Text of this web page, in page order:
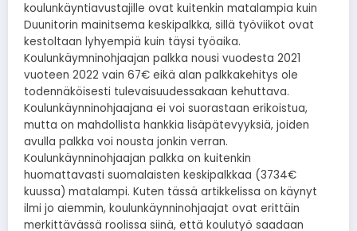
koulunkäyntiavustajille ovat kuitenkin matalampia kuin
Duunitorin mainitsema keskipalkka, sillä työviikot ovat
kestoltaan lyhyempiä kuin täysi työaika.
Koulunkäymninohjaajan palkka nousi vuodesta 2021
vuoteen 2022 vain 67€ eikä alan palkkakehitys ole
todennäköisesti tulevaisuudessakaan kehuttava.
Koulunkäynninohjaajana ei voi suorastaan erikoistua,
mutta on mahdollista hankkia lisäpätevyyksiä, joiden
avulla palkka voi nousta jonkin verran.
Koulunkäynninohjaajan palkka on kuitenkin
huomattavasti suomalaisten keskipalkkaa (3734€
kuussa) matalampi. Kuten tässä artikkelissa on käynyt
ilmi jo aiemmin, koulunkäynninohjaajat ovat erittäin
merkittävässä roolissa siinä, että koulutyö saadaan